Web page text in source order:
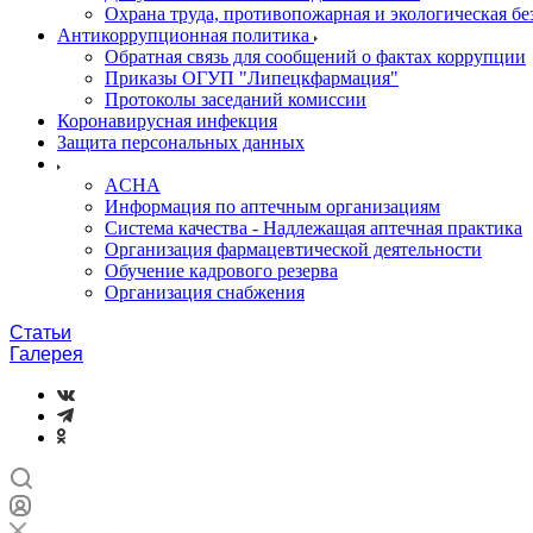
Охрана труда, противопожарная и экологическая
Антикоррупционная политика
Обратная связь для сообщений о фактах коррупции
Приказы ОГУП "Липецкфармация"
Протоколы заседаний комиссии
Коронавирусная инфекция
Защита персональных данных
ACHA
Информация по аптечным организациям
Система качества - Надлежащая аптечная практика
Организация фармацевтической деятельности
Обучение кадрового резерва
Организация снабжения
Статьи
Галерея